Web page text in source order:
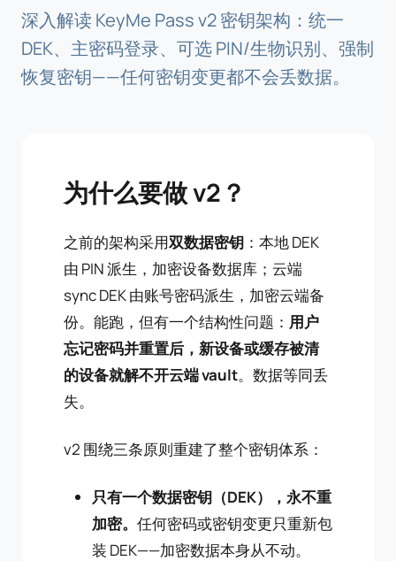
深入解读 KeyMe Pass v2 密钥架构：统一
DEK、主密码登录、可选 PIN/生物识别、强制
恢复密钥——任何密钥变更都不会丢数据。
为什么要做 v2？
之前的架构采用双数据密钥 ：本地 DEK
由 PIN 派生，加密设备数据库；云端
sync DEK 由账号密码派生，加密云端备
份。能跑，但有一个结构性问题： 用户
忘记密码并重置后，新设备或缓存被清
的设备就解不开云端 vault。数据等同丢
失。
v2 围绕三条原则重建了整个密钥体系：
只有一个数据密钥（DEK），永不重
加密。 任何密码或密钥变更只重新包
装 DEK——加密数据本身从不动。